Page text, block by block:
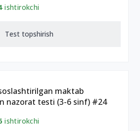
ishtirokchi
Test topshirish
maktab
nazorat testi (3-6 sinf) #24
ishtirokchi